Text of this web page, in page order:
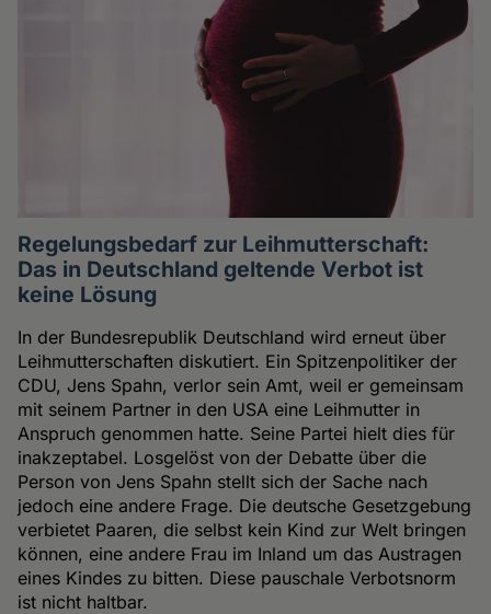
Regelungsbedarf zur Leihmutterschaft:
Das in Deutschland geltende Verbot ist
keine Lösung
In der Bundesrepublik Deutschland wird erneut über
Leihmutterschaften diskutiert. Ein Spitzenpolitiker der
CDU, Jens Spahn, verlor sein Amt, weil er gemeinsam
mit seinem Partner in den USA eine Leihmutter in
Anspruch genommen hatte. Seine Partei hielt dies für
inakzeptabel. Losgelöst von der Debatte über die
Person von Jens Spahn stellt sich der Sache nach
jedoch eine andere Frage. Die deutsche Gesetzgebung
verbietet Paaren, die selbst kein Kind zur Welt bringen
können, eine andere Frau im Inland um das Austragen
eines Kindes zu bitten. Diese pauschale Verbotsnorm
ist nicht haltbar.